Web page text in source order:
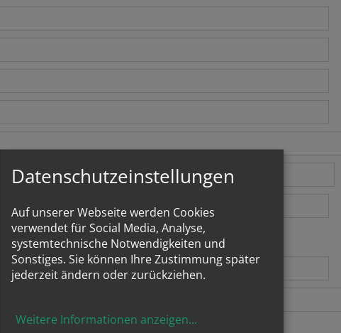
Datenschutzeinstellungen
Auf unserer Webseite werden Cookies
verwendet für Social Media, Analyse,
systemtechnische Notwendigkeiten und
Sonstiges. Sie können Ihre Zustimmung später
jederzeit ändern oder zurückziehen.
Weitere Informationen anzeigen...